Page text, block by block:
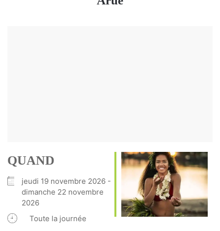
QUAND
jeudi 19 novembre 2026 -
dimanche 22 novembre
2026
Toute la journée